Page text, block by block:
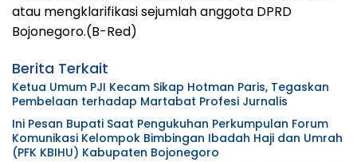
atau mengklarifikasi sejumlah anggota DPRD
Bojonegoro.(B-Red)
Berita Terkait
Ketua Umum PJI Kecam Sikap Hotman Paris, Tegaskan
Pembelaan terhadap Martabat Profesi Jurnalis
Ini Pesan Bupati Saat Pengukuhan Perkumpulan Forum
Komunikasi Kelompok Bimbingan Ibadah Haji dan Umrah
(PFK KBIHU) Kabupaten Bojonegoro